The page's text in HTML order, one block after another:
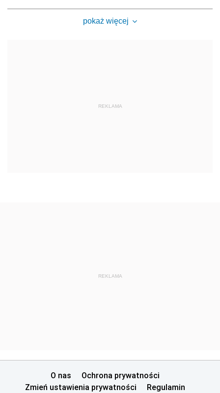
pokaż więcej
REKLAMA
REKLAMA
O nas
Ochrona prywatności
Zmień ustawienia prywatności
Regulamin